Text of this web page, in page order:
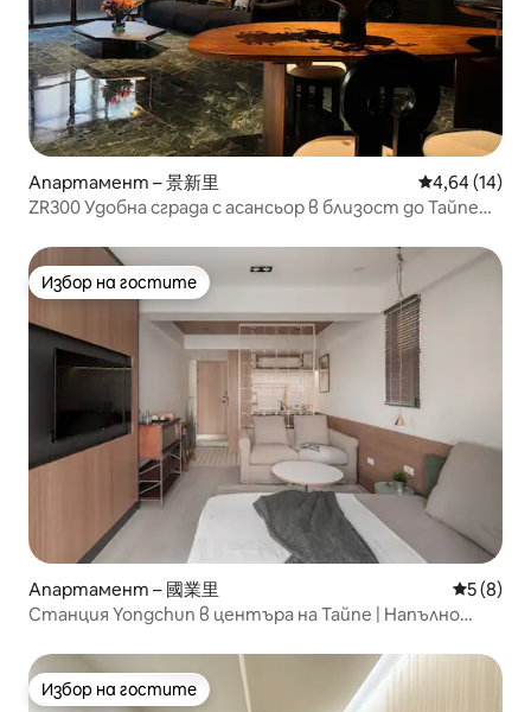
Апартамент – 景新里 Средна
4,64 (14)
ZR300 Удобна сграда с асансьор в близост до Тайпе
Избор на гостите
Избор на гостите
Апартамент – 國業里 Средна
5 (8)
Станция Yongchun в центъра на Тайпе | Напълно
Избор на гостите
Избор на гостите